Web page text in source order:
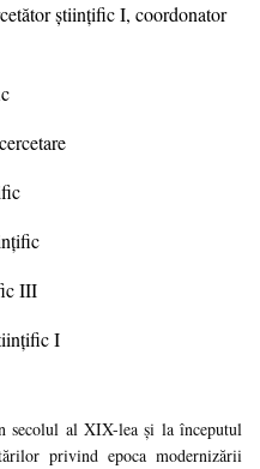
ştiinţific I, coordonator
III
I
secolul al XIX-lea și la începutul
privind epoca modernizării